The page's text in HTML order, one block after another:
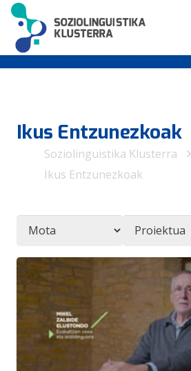
Ikus Entzunezkoak
Soziolinguistika Klusterra
Ikus Entzunezkoak